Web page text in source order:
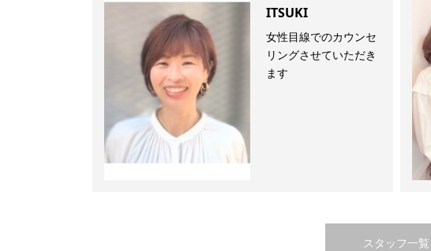
ITSUKI
女性目線でのカウンセ
リングさせていただき
ます
スタッフ一覧